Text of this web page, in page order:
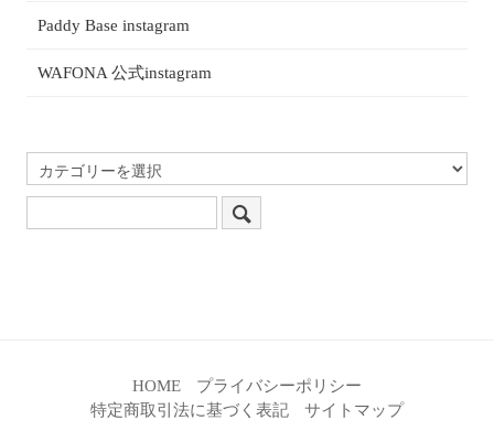
Paddy Base instagram
WAFONA 公式instagram
HOME
プライバシーポリシー
特定商取引法に基づく表記
サイトマップ